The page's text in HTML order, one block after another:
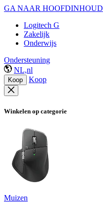
GA NAAR HOOFDINHOUD
Logitech G
Zakelijk
Onderwijs
Ondersteuning
NL,nl
Koop Koop
Winkelen op categorie
Muizen